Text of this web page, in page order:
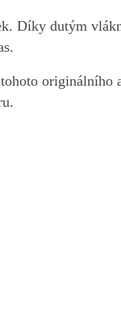
Díky dutým
originálního